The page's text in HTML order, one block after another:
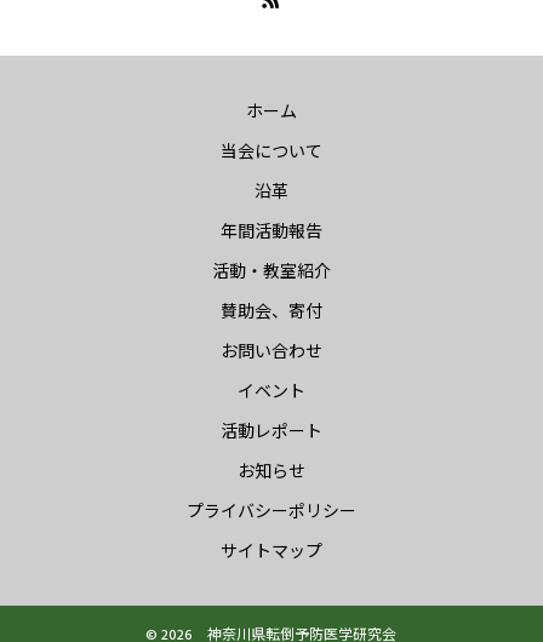
ホーム
当会について
沿革
年間活動報告
活動・教室紹介
賛助会、寄付
お問い合わせ
イベント
活動レポート
お知らせ
プライバシーポリシー
サイトマップ
© 2026 神奈川県転倒予防医学研究会